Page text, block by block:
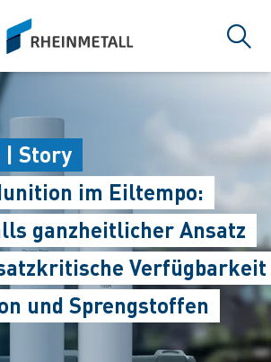
| Story
im Eiltempo:
ganzheitlicher Ansatz
Verfügbarkeit
und Sprengstoffen